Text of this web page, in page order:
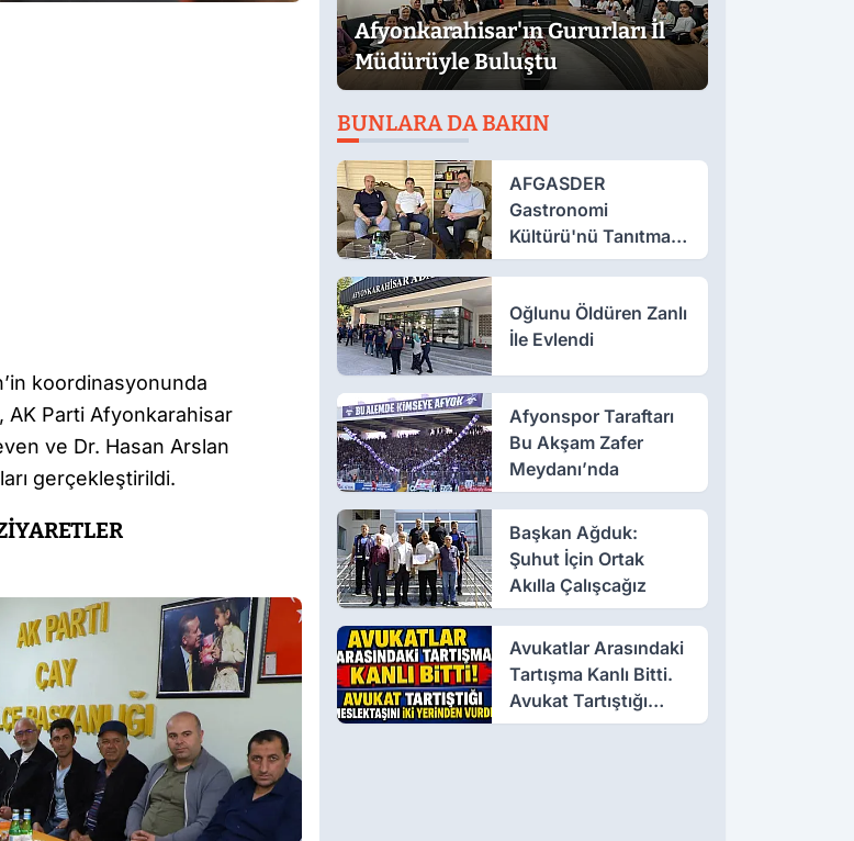
koordinasyonunda
AK Parti Afyonkarahisar
ve Dr. Hasan Arslan
gerçekleştirildi.
Afyonkarahisar'ın Gururları İl
Müdürüyle Buluştu
BUNLARA DA BAKIN
AFGASDER
Gastronomi
Kültürü'nü Tanıtmak
İçin Çalışıyor
Oğlunu Öldüren Zanlı
İle Evlendi
Afyonspor Taraftarı
Bu Akşam Zafer
Meydanı’nda
Başkan Ağduk:
Şuhut İçin Ortak
Akılla Çalışcağız
Avukatlar Arasındaki
Tartışma Kanlı Bitti.
Avukat Tartıştığı
Meslektaşını İki